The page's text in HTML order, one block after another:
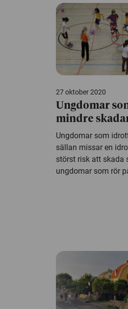
27 oktober 2020
Ungdomar
mindre
Ungdomar som
sällan missar en
störst risk att skada
ungdomar som rör